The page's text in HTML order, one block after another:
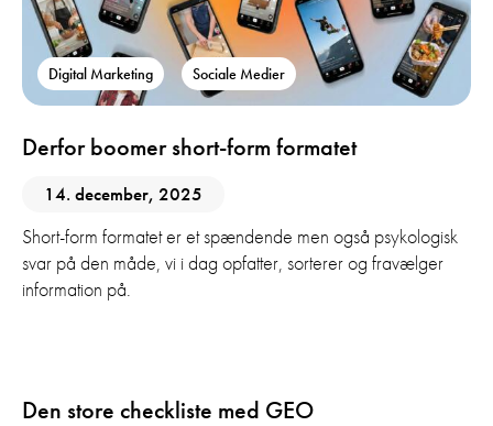
Digital Marketing Sociale Medier
Derfor boomer short-form formatet
14. december, 2025
Short-form formatet er et spændende men også psykologisk
svar på den måde, vi i dag opfatter, sorterer og fravælger
information på.
Den store checkliste med GEO